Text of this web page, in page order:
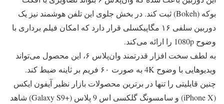
بوکه (Bokeh) ثبت کند. در بخش جلوی این تلفن هوشمند نیز یک
دوربین سلفی ۱۶ مگاپیکسلی قرار دارد که امکان فیلم برداری با
وضوح 1080p را ارائه می‌کند.
به لطف سخت افزار قدرتمند وان‌پلاس ۶، این محصول می‌تواند
ویدیوهایی با وضوح 4K به صورت ۶۰ فریم بر ثاینه ضبط کند.
چنین قابلیتی را تنها در برترین محصولات بازار نظیر آیفون ایکس
(iPhone X) و سامسونگ گلکسی اس 9 پلاس (+Galaxy S9) شاهد